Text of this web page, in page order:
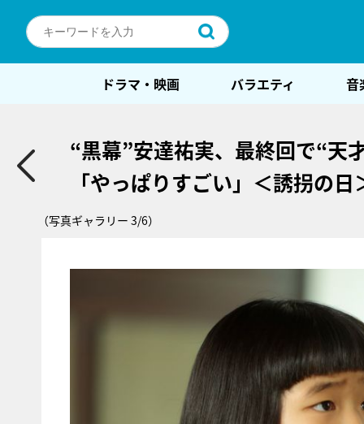
ドラマ・映画 バラエティ 音
“黒幕”安達祐実、最終回で“天
「やっぱりすごい」＜誘拐の日
（写真ギャラリー 3/6）